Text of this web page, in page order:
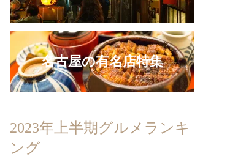
名古屋の有名店特集
2023年上半期グルメランキ
ング